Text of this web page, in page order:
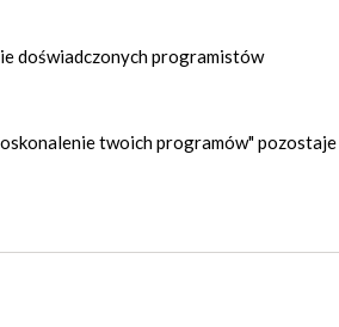
doświadczonych programistów
twoich programów"